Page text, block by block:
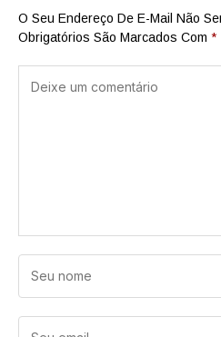
O Seu Endereço De E-Mail Não
Obrigatórios São Marcados Com *